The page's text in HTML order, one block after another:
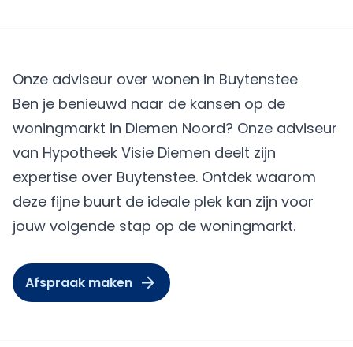
Onze adviseur over wonen in Buytenstee
Ben je benieuwd naar de kansen op de
woningmarkt in Diemen Noord? Onze adviseur
van Hypotheek Visie Diemen deelt zijn
expertise over Buytenstee. Ontdek waarom
deze fijne buurt de ideale plek kan zijn voor
jouw volgende stap op de woningmarkt.
Afspraak maken